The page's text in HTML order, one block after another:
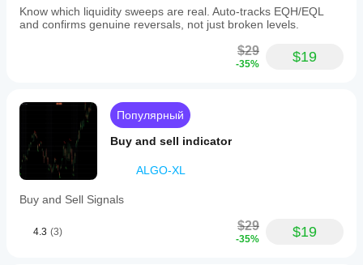
Know which liquidity sweeps are real. Auto-tracks EQH/EQL
and confirms genuine reversals, not just broken levels.
$29
-35% $19
Популярный
Buy and sell indicator
ALGO-XL
Buy and Sell Signals
4.3 (3) $29
-35% $19